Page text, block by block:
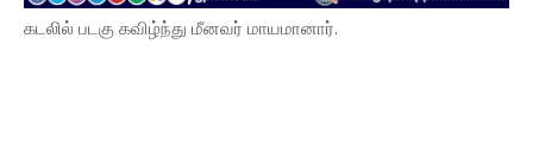
கடலில் படகு கவிழ்ந்து மீனவர் மாயமானார்.